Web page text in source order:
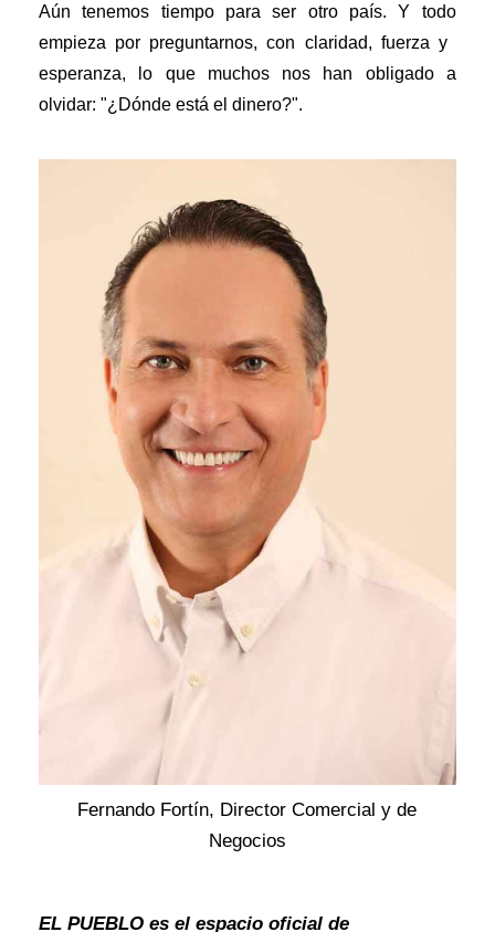
Aún tenemos tiempo para ser otro país. Y todo
empieza por preguntarnos, con claridad, fuerza y ​​
esperanza, lo que muchos nos han obligado a
olvidar:"¿Dónde está el dinero?".
Fernando Fortín, Director Comercial y de
Negocios
EL PUEBLO es el espacio oficial de